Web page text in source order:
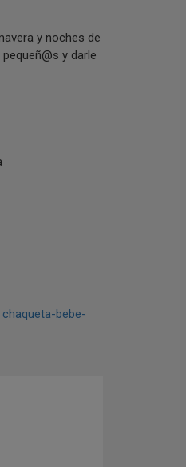
y noches de
y darle
chaqueta-bebe-